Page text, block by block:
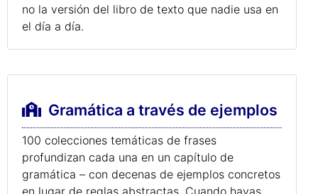
no la versión del libro de texto que nadie usa en
el día a día.
Gramática a través de ejemplos
100 colecciones temáticas de frases
profundizan cada una en un capítulo de
gramática – con decenas de ejemplos concretos
en lugar de reglas abstractas. Cuando hayas